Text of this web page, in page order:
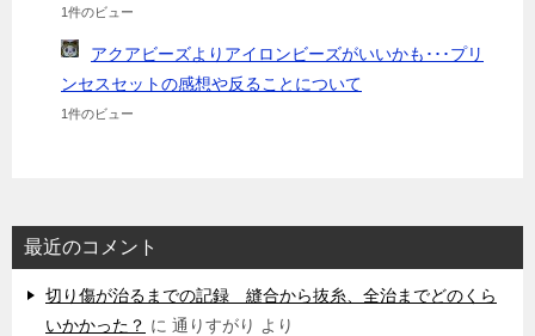
1件のビュー
アクアビーズよりアイロンビーズがいいかも･･･プリ
ンセスセットの感想や反ることについて
1件のビュー
最近のコメント
切り傷が治るまでの記録 縫合から抜糸、全治までどのくら
いかかった？ に 通りすがり より